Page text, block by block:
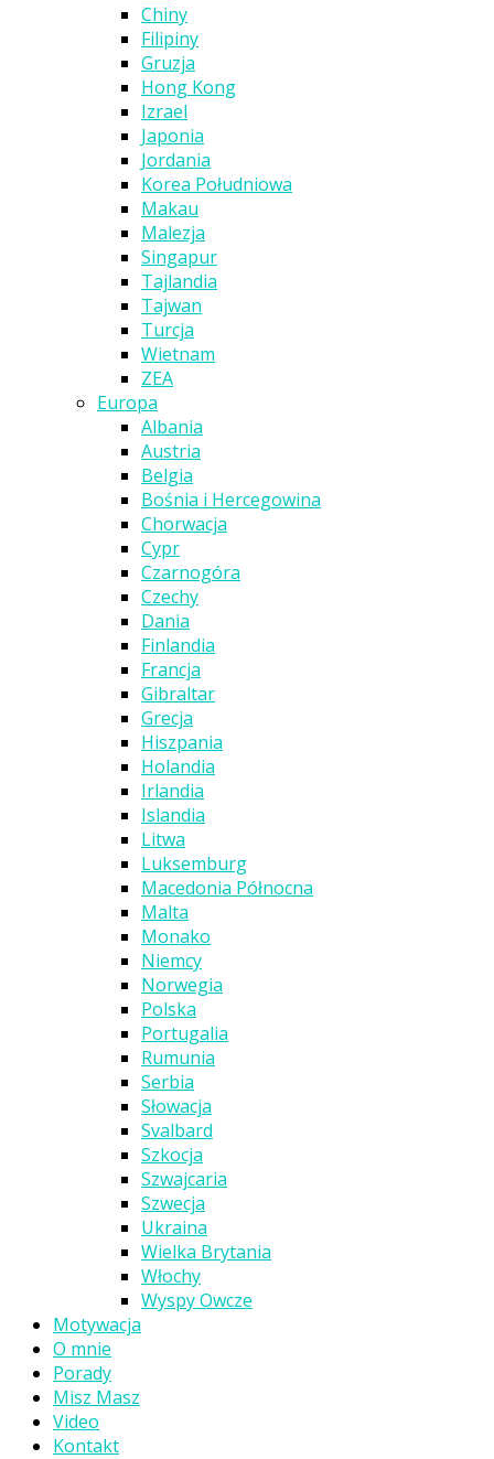
Chiny
Filipiny
Gruzja
Hong Kong
Izrael
Japonia
Jordania
Korea Południowa
Makau
Malezja
Singapur
Tajlandia
Tajwan
Turcja
Wietnam
ZEA
Europa
Albania
Austria
Belgia
Bośnia i Hercegowina
Chorwacja
Cypr
Czarnogóra
Czechy
Dania
Finlandia
Francja
Gibraltar
Grecja
Hiszpania
Holandia
Irlandia
Islandia
Litwa
Luksemburg
Macedonia Północna
Malta
Monako
Niemcy
Norwegia
Polska
Portugalia
Rumunia
Serbia
Słowacja
Svalbard
Szkocja
Szwajcaria
Szwecja
Ukraina
Wielka Brytania
Włochy
Wyspy Owcze
Motywacja
O mnie
Porady
Misz Masz
Video
Kontakt